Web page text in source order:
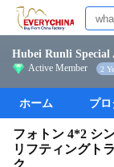
Hubei Runli
Active Member 2
ホーム プロ
フォトン 4*2 シ
リフティングト
ク